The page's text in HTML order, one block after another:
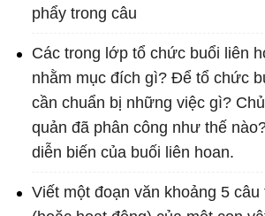
phẩy trong câu
Các trong lớp tổ chức buổi liên
nhằm mục đích gì? Để tổ chức
cần chuẩn bị những việc gì?
quản đã phân công như thế
diễn biến của buối liên hoan.
Viết một đoạn văn khoảng 5 câu